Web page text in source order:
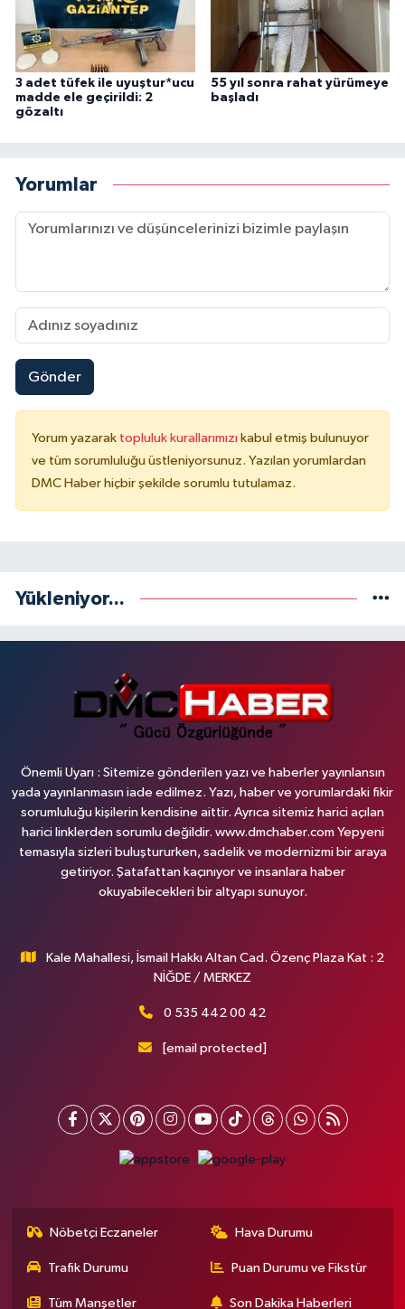
3 adet tüfek ile uyuştur*ucu
madde ele geçirildi: 2
gözaltı
55 yıl sonra rahat yürümeye
başladı
Yorumlar
Gönder
Yorum yazarak topluluk kurallarımızı kabul etmiş bulunuyor
ve tüm sorumluluğu üstleniyorsunuz. Yazılan yorumlardan
DMC Haber hiçbir şekilde sorumlu tutulamaz.
Yükleniyor...
Önemli Uyarı : Sitemize gönderilen yazı ve haberler yayınlansın
yada yayınlanmasın iade edilmez. Yazı, haber ve yorumlardaki fikir
sorumluluğu kişilerin kendisine aittir. Ayrıca sitemiz harici açılan
harici linklerden sorumlu değildir. www.dmchaber.com Yepyeni
temasıyla sizleri buluştururken, sadelik ve modernizmi bir araya
getiriyor. Şatafattan kaçınıyor ve insanlara haber
okuyabilecekleri bir altyapı sunuyor.
Kale Mahallesi, İsmail Hakkı Altan Cad. Özenç Plaza Kat : 2
NİĞDE / MERKEZ
0 535 442 00 42
[email protected]
Nöbetçi Eczaneler Hava Durumu
Trafik Durumu Puan Durumu ve Fikstür
Tüm Manşetler Son Dakika Haberleri